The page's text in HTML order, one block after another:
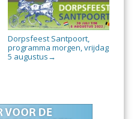
Dorpsfeest Santpoort,
programma morgen, vrijdag
5 augustus →